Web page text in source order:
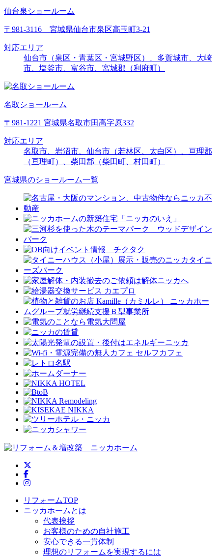
仙台泉ショールーム
〒981-3116 宮城県仙台市泉区高玉町3-21
対応エリア
仙台市（泉区・青葉区・宮城野区）、多賀城市、大崎
市、塩釜市、富谷市、宮城郡（利府町）
名取ショールーム
〒981-1221 宮城県名取市田高字原332
対応エリア
名取市、岩沼市、仙台市（若林区、太白区）、亘理郡
（亘理町）、柴田郡（柴田町、村田町）
宮城県のショールーム一覧
ニッカホーム公式Facebook
ニッカホーム公式Instagram
リフォームTOP
ニッカホームとは
代表挨拶
お客様のための自社施工
安心できる一貫体制
理想のリフォームを実現するには